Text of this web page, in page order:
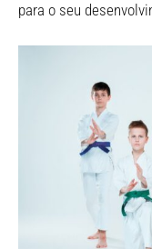
para o seu